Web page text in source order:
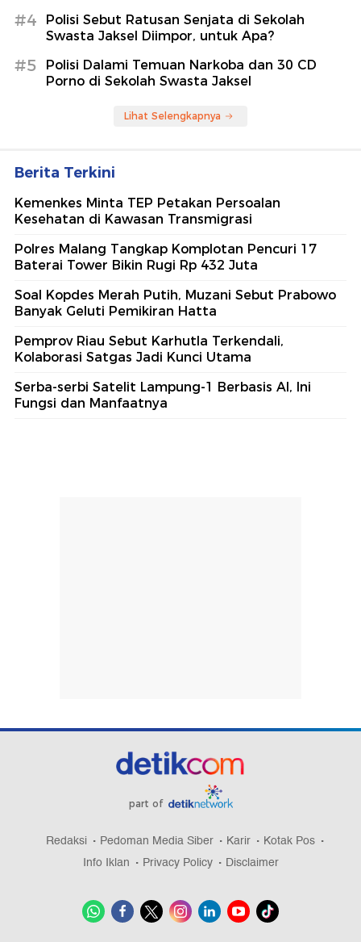
#4
Polisi Sebut Ratusan Senjata di Sekolah
Swasta Jaksel Diimpor, untuk Apa?
#5
Polisi Dalami Temuan Narkoba dan 30 CD
Porno di Sekolah Swasta Jaksel
Lihat Selengkapnya
Berita Terkini
Kemenkes Minta TEP Petakan Persoalan
Kesehatan di Kawasan Transmigrasi
Polres Malang Tangkap Komplotan Pencuri 17
Baterai Tower Bikin Rugi Rp 432 Juta
Soal Kopdes Merah Putih, Muzani Sebut Prabowo
Banyak Geluti Pemikiran Hatta
Pemprov Riau Sebut Karhutla Terkendali,
Kolaborasi Satgas Jadi Kunci Utama
Serba-serbi Satelit Lampung-1 Berbasis AI, Ini
Fungsi dan Manfaatnya
part of
Redaksi Pedoman Media Siber Karir
Kotak Pos
Info Iklan
Privacy Policy Disclaimer